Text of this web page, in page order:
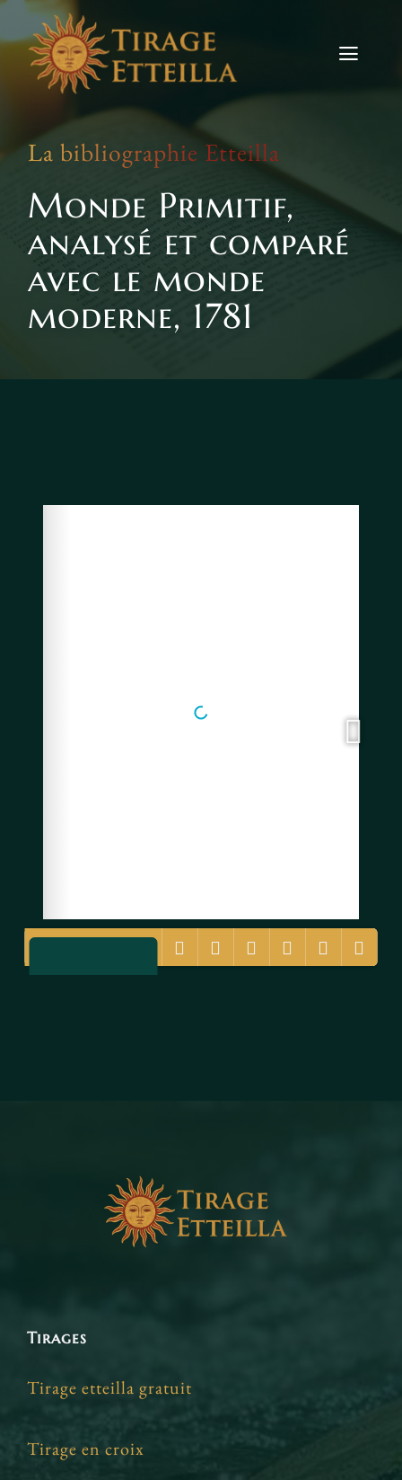
Skip
to
content
Toggle
Etteilla
Signes
Actus
Contact
La bibliographie Etteilla
Monde Primitif,
analysé et comparé
avec le monde
moderne, 1781
Tirages
Tirage etteilla gratuit
Tirage en croix